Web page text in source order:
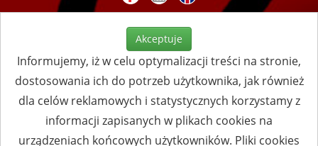
Akceptuje
Informujemy, iż w celu optymalizacji treści na stronie,
dostosowania ich do potrzeb użytkownika, jak również
dla celów reklamowych i statystycznych korzystamy z
informacji zapisanych w plikach cookies na
urządzeniach końcowych użytkowników. Pliki cookies